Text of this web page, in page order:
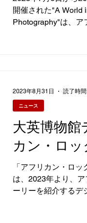
開催された"A World
Photography"は、ア
大英博物館
カン・ロ
「アフリカン・ロ
は、2023年より、
ーリーを紹介するデ
ニュース
2023年8月31日 読了時